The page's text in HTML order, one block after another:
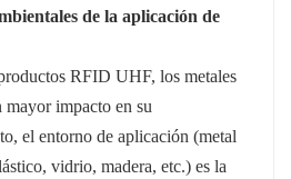
de la aplicación de
RFID UHF, los metales
impacto en su
el entorno de aplicación (metal
vidrio, madera, etc.) es la